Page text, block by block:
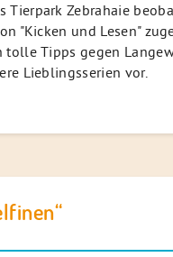
Tierpark Zebrahaie
"Kicken und Lesen"
tolle Tipps gegen
Lieblingsserien vor.